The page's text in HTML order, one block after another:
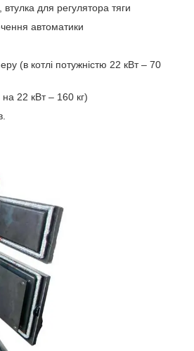
втулка для регулятора тяги
автоматики
(в котлі потужністю 22 кВт – 70
на 22 кВт – 160 кг)